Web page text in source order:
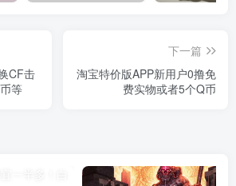
CF击
等
下一篇
淘宝特价版APP新用户0撸免
费实物或者5个Q币